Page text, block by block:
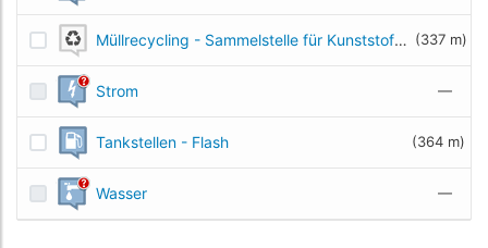
Müllrecycling - Sammelstelle für Kunststoff- und Metalmüll (337 m)
Strom —
Tankstellen - Flash (364 m)
Wasser —